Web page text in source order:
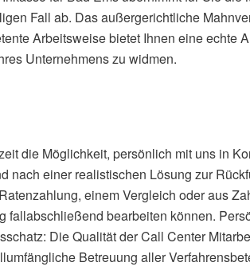
Fall ab. Das außergerichtliche
Arbeitsweise bietet Ihnen eine echte
Unternehmens zu widmen.
die Möglichkeit, persönlich mit uns in
einer realistischen Lösung zur
einem Vergleich oder aus
bearbeiten können.
Die Qualität der Call Center
Betreuung aller